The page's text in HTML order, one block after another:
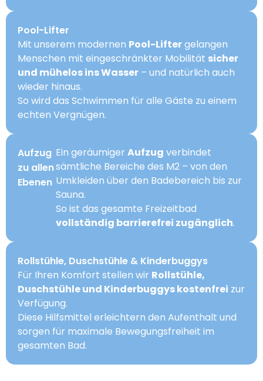
Pool-Lifter
Mit unserem modernen Pool-Liftergelangen
Menschen mit eingeschränkter Mobilität sicher
und mühelos ins Wasser – und natürlich auch
wieder hinaus.
So wird das Schwimmen für alle Gäste zu einem
echten Vergnügen.
Aufzug
zu allen
Ebenen
Ein geräumiger Aufzug verbindet
sämtliche Bereiche des M2 – von den
Umkleiden über den Badebereich bis zur
Sauna.
So ist das gesamte Freizeitbad
vollständig barrierefrei zugänglich.
Rollstühle, Duschstühle & Kinderbuggys
Für Ihren Komfort stellen wir Rollstühle,
Duschstühle und Kinderbuggys kostenfrei zur
Verfügung.
Diese Hilfsmittel erleichtern den Aufenthalt und
sorgen für maximale Bewegungsfreiheit im
gesamten Bad.